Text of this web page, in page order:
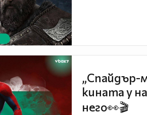
„Спайдър-
кината у
него👀🎬